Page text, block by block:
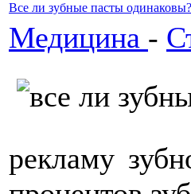
Все ли зубные пасты одинаковы?
Медицина -
рекламу